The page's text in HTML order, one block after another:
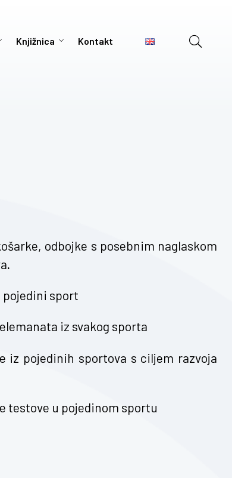
Knjižnica Kontakt
odbojke s posebnim naglaskom
.
pojedini sport
iz svakog sporta
iz pojedinih sportova s ciljem razvoja
testove u pojedinom sportu